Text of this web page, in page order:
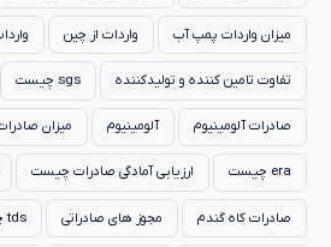
میزان واردات پمپ آب واردات از چین
تفاوت تامین کننده و تولیدکننده sgs چیست
صادرات آلومینیوم آلومینیوم میزان
era چیست ارزیابی آمادگی صادرات چیست
صادرات کاه گندم مجوز های صادراتی tds چیست؟